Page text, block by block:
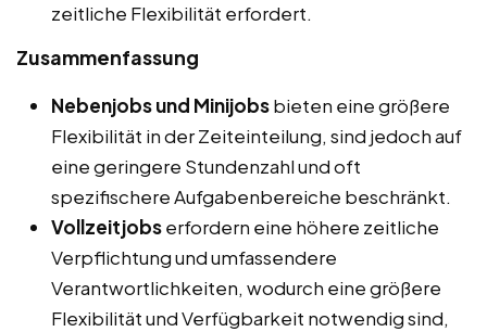
zeitliche Flexibilität erfordert.
Zusammenfassung
Nebenjobs und Minijobsbieten eine größere
Flexibilität in der Zeiteinteilung, sind jedoch auf
eine geringere Stundenzahl und oft
spezifischere Aufgabenbereiche beschränkt.
Vollzeitjobserfordern eine höhere zeitliche
Verpflichtung und umfassendere
Verantwortlichkeiten, wodurch eine größere
Flexibilität und Verfügbarkeit notwendig sind,